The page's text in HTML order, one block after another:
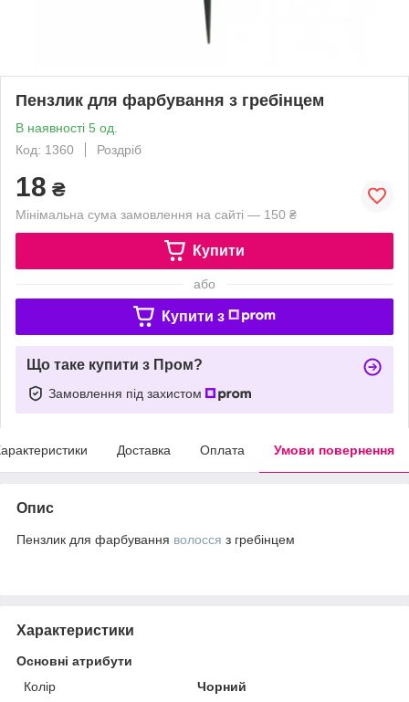
Пензлик для фарбування з гребінцем
В наявності 5 од.
Код: 1360
Роздріб
18 ₴
Мінімальна сума замовлення на сайті — 150 ₴
Купити
або
Купити з
Що таке купити з Пром?
Замовлення під захистом
Доставка Оплата Умови повернення
Опис
Пензлик для фарбування волосся з гребінцем
Характеристики
Основні атрибути
Колір
Чорний